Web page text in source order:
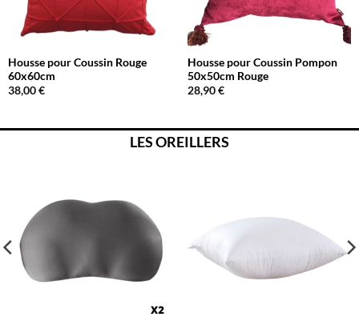
Housse pour Coussin Rouge
60x60cm
38,00€
Housse pour Coussin Pompon
50x50cm Rouge
28,90€
LES OREILLERS